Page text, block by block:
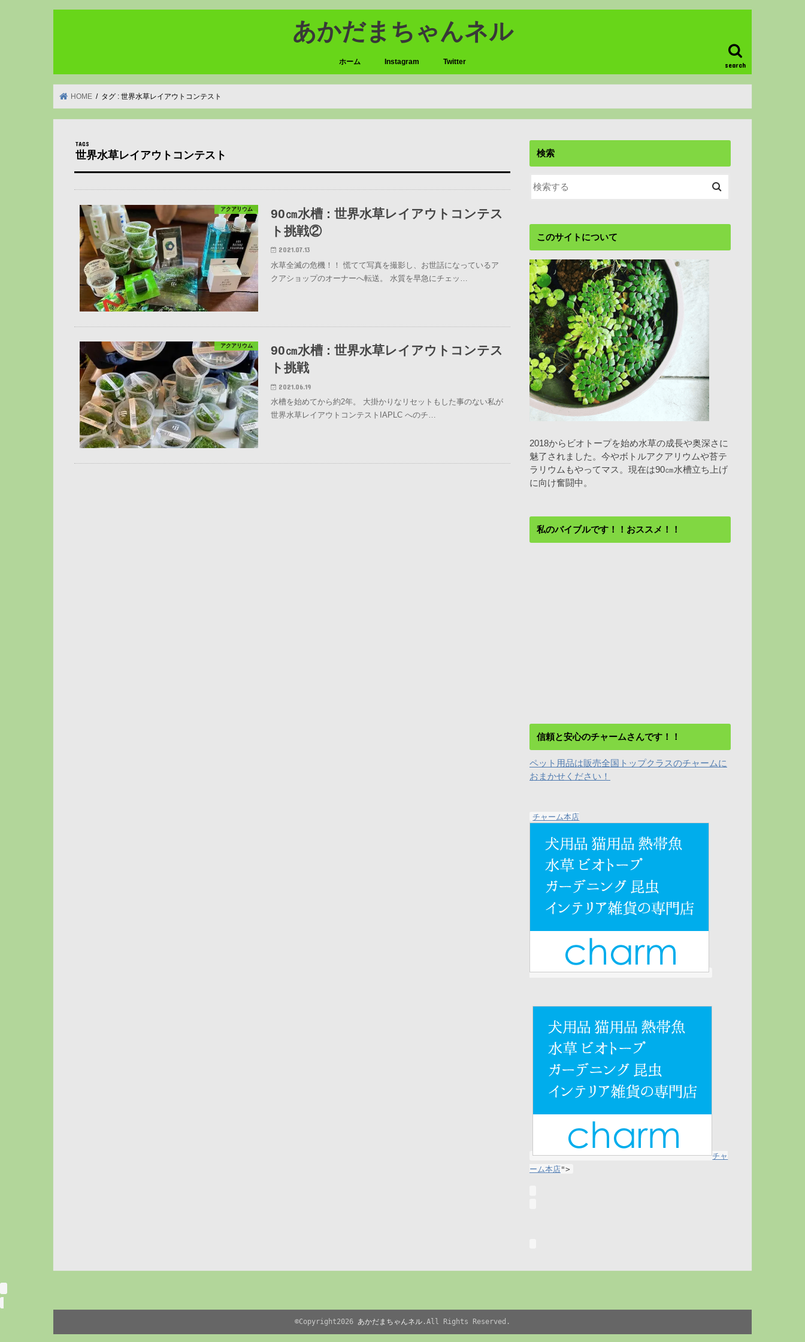
あかだまちゃんネル
search
ホーム Instagram Twitter
HOME タグ : 世界水草レイアウトコンテスト
世界水草レイアウトコンテスト
アクアリウム
90㎝水槽 : 世界水草レイアウトコンテス
ト挑戦②
2021.07.13
水草全滅の危機！！ 慌てて写真を撮影し、お世話になっているア
クアショップのオーナーへ転送。 水質を早急にチェッ…
アクアリウム
90㎝水槽 : 世界水草レイアウトコンテス
ト挑戦
2021.06.19
水槽を始めてから約2年。 大掛かりなリセットもした事のない私が
世界水草レイアウトコンテストIAPLC へのチ…
検索
このサイトについて
2018からビオトープを始め水草の成長や奥深さに
魅了されました。今やボトルアクアリウムや苔テ
ラリウムもやってマス。現在は90㎝水槽立ち上げ
に向け奮闘中。
私のバイブルです！！おススメ！！
信頼と安心のチャームさんです！！
ペット用品は販売全国トップクラスのチャームに
おまかせください！
チャーム本店
チャ
ーム本店">
©Copyright2026 あかだまちゃんネル .All Rights Reserved.